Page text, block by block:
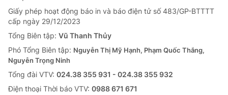
Giấy phép hoạt động báo in và báo điện tử số 483/GP-BTTTT
cấp ngày 29/12/2023
Tổng Biên tập: Vũ Thanh Thủy
Phó Tổng Biên tập: Nguyễn Thị Mỹ Hạnh, Phạm Quốc Thắng,
Nguyễn Trọng Ninh
Tổng đài VTV: 024.38 355 931 - 024.38 355 932
Ðiện thoại Thời báo VTV: 0988 671 671